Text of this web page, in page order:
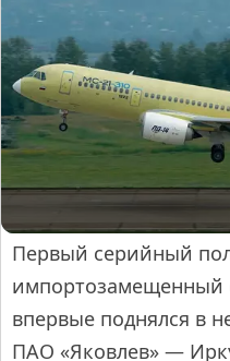
Первый серийный
импортозамещенный
впервые поднялся в
ПАО «Яковлев» —